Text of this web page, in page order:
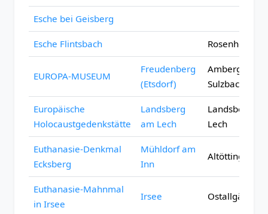
Esche bei Geisberg
Esche Flintsbach Rosenheim
EUROPA-MUSEUM
Freudenberg
(Etsdorf)
Amberg-
Sulzbach
Europäische
Holocaustgedenkstätte
Landsberg
am Lech
Landsberg am
Lech
Euthanasie-Denkmal
Ecksberg
Mühldorf am
Inn
Altötting
Euthanasie-Mahnmal
in Irsee
Irsee Ostallgäu